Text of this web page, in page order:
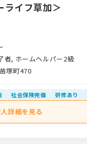
ライフ草加＞
者, ホームヘルパー2級
塚町470
社会保険完備 研修あり
詳細を見る